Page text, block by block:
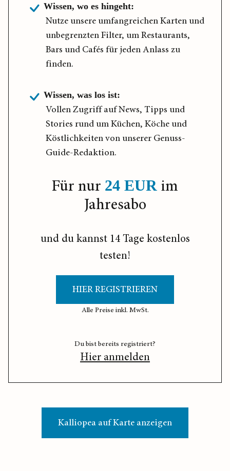
Wissen, wo es hingeht:
Nutze unsere umfangreichen Karten und
unbegrenzten Filter, um Restaurants,
Bars und Cafés für jeden Anlass zu
finden.
Wissen, was los ist:
Vollen Zugriff auf News, Tipps und
Stories rund um Küchen, Köche und
Köstlichkeiten von unserer Genuss-
Guide-Redaktion.
Für nur 24 EUR im
Jahresabo
und du kannst 14 Tage kostenlos
testen!
HIER REGISTRIEREN
Alle Preise inkl. MwSt.
Du bist bereits registriert?
Hier anmelden
Kalliopea auf Karte anzeigen